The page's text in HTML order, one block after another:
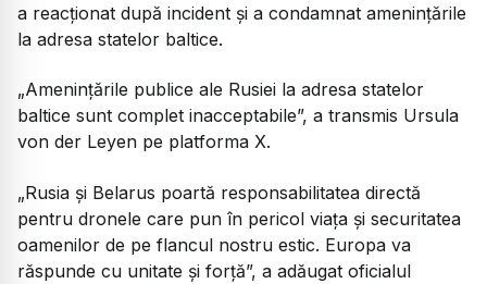
a reacționat după incident și a condamnat amenințările
la adresa statelor baltice.
„Amenințările publice ale Rusiei la adresa statelor
baltice sunt complet inacceptabile”, a transmis Ursula
von der Leyen pe platforma X.
„Rusia și Belarus poartă responsabilitatea directă
pentru dronele care pun în pericol viața și securitatea
oamenilor de pe flancul nostru estic. Europa va
răspunde cu unitate și forță”, a adăugat oficialul